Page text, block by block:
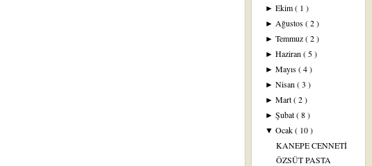
►Ekim( 1 )
►Ağustos( 2 )
►Temmuz( 2 )
►Haziran( 5 )
►Mayıs( 4 )
►Nisan( 3 )
►Mart( 2 )
►Şubat( 8 )
▼Ocak( 10 )
KANEPE CENNETİ
ÖZSÜT PASTA